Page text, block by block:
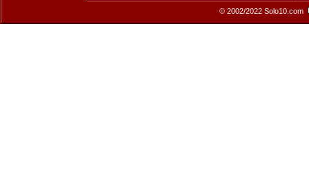
© 2002/2022 Solo10.com